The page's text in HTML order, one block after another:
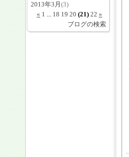
2013年3月 (3)
« 1 ... 18 19 20 (21) 22 »
ブログの検索